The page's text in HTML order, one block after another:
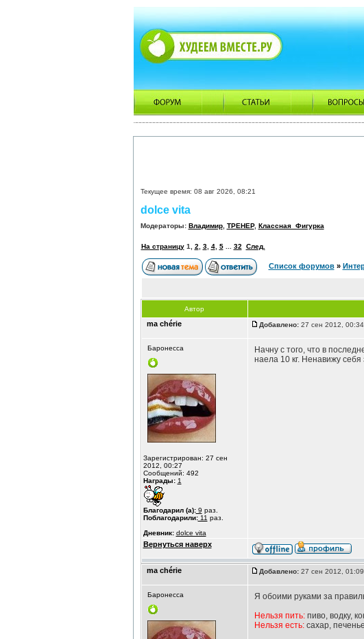
Текущее время: 08 авг 2026, 08:21
dolce vita
Модераторы: Владимир, ТРЕНЕР, Классная_Фигурка
На страницу 1 2 3, 4, 5... 32 След.
Список форумов»
Автор
ma chérie Добавлено:27 сен 2012, 00:34
Баронесса
Зарегистрирован: 27 сен
2012, 00:27
Сообщений: 492
Награды: 1
Благодарил (а):9 раз.
Поблагодарили:11 раз.
Дневник: dolce vita
Начну с того, что в
наела 10 кг. Ненавижу
Вернуться наверх
ma chérie Добавлено:27 сен 2012, 01:09
Баронесса
Я обоими руками за
Нельзя пить:пиво, водку,
Нельзя есть:сахар,